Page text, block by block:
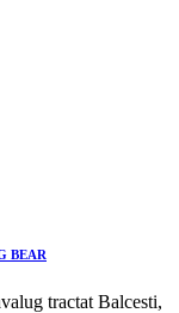
BEAR
tractat Balcesti,